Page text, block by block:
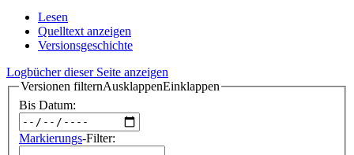
Lesen
Quelltext anzeigen
Versionsgeschichte
Logbücher dieser Seite anzeigen
Versionen filternAusklappenEinklappen
Bis Datum:
Markierungs-Filter: